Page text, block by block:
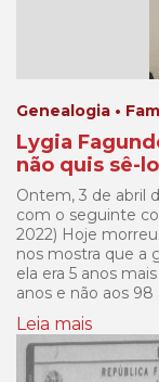
Genealogia •
Lygia
não quis sê-lo
Ontem, 3 de abril
com o seguinte
2022) Hoje
nos mostra que a
ela era 5 anos
anos e não aos 98
Leia mais